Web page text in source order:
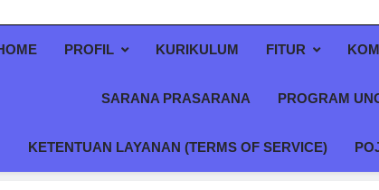
PROFIL KURIKULUM FITUR
SARANA PRASARANA PROGRAM
KETENTUAN LAYANAN (TERMS OF SERVICE)